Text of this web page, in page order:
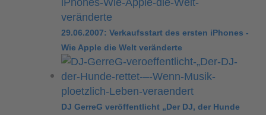
29.06.2007: Verkaufsstart des ersten iPhones -
Wie Apple die Welt veränderte
DJ GerreG veröffentlicht „Der DJ, der Hunde